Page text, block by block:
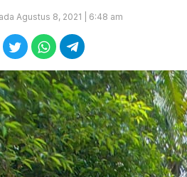
Agustus 8, 2021 | 6:48 am